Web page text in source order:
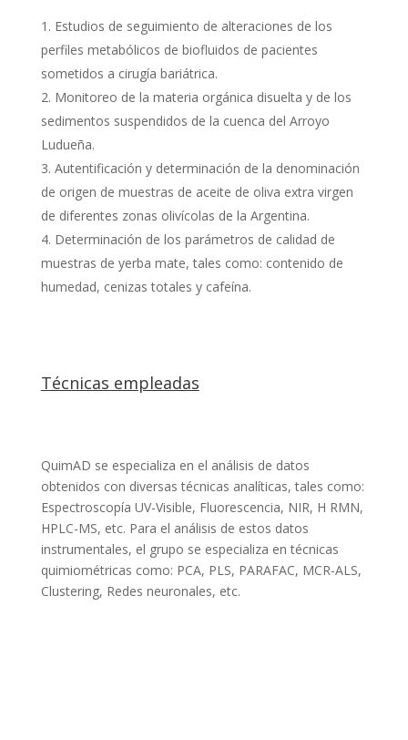
Estudios de seguimiento de alteraciones de los
perfiles metabólicos de biofluidos de pacientes
sometidos a cirugía bariátrica.
Monitoreo de la materia orgánica disuelta y de los
sedimentos suspendidos de la cuenca del Arroyo
Ludueña.
Autentificación y determinación de la denominación
de origen de muestras de aceite de oliva extra virgen
de diferentes zonas olivícolas de la Argentina.
Determinación de los parámetros de calidad de
muestras de yerba mate, tales como: contenido de
humedad, cenizas totales y cafeína.
Técnicas empleadas
QuimAD se especializa en el análisis de datos
obtenidos con diversas técnicas analíticas, tales como:
Espectroscopía UV-Visible, Fluorescencia, NIR, H RMN,
HPLC-MS, etc. Para el análisis de estos datos
instrumentales, el grupo se especializa en técnicas
quimiométricas como: PCA, PLS, PARAFAC, MCR-ALS,
Clustering, Redes neuronales, etc.